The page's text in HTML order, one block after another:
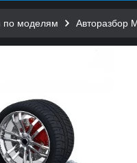
по моделям Авторазбор